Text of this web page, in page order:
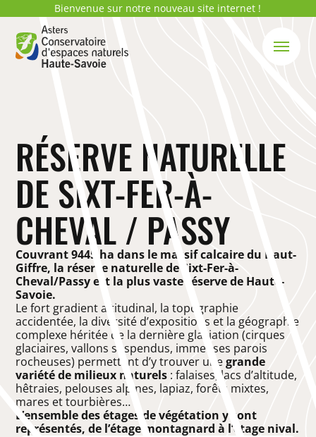
Bienvenue sur notre nouveau site internet !
RÉSERVE NATURELLE
DE SIXT-FER-À-
CHEVAL / PASSY
Couvrant 9445 ha dans le massif calcaire du Haut-
Giffre, la réserve naturelle de Sixt-Fer-à-
Cheval/Passy est la plus vaste réserve de Haute-
Savoie.
Le fort gradient altitudinal, la topographie
accidentée, la diversité d’expositions et la géographie
complexe héritée de la dernière glaciation (cirques
glaciaires, vallons suspendus, immenses parois
rocheuses) permettent d’y trouver unegrande
variété de milieux naturels : falaises, lacs d’altitude,
hêtraies, pelouses alpines, lapiaz, forêts mixtes,
mares et tourbières…
L’ensemble des étages de végétation y sont
représentés, de l’étage montagnard à l’étage nival.